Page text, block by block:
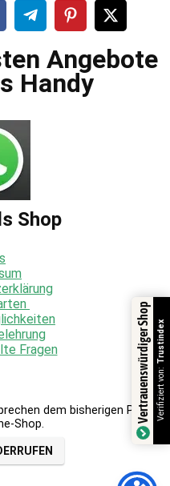
Angebote
Handy
Shop
Fragen
dem bisherigen Preis in
Shop.
Vertrauenswürdiger ShopVerifiziert von:
Trustindex